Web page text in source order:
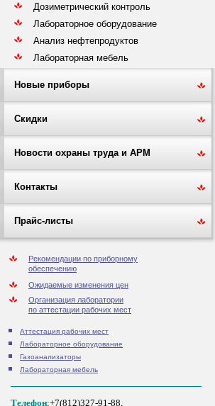
Дозиметрический контроль
Лабораторное оборудование
Анализ нефтепродуктов
Лабораторная мебель
Новые приборы
Скидки
Новости охраны труда и АРМ
Контакты
Прайс-листы
Рекомендации по приборному
обеспечению
Ожидаемые изменения цен
Организация лаборатории
по аттестации рабочих мест
Аттестация рабочих мест
Лабораторное оборудование
Газоанализаторы
Лабораторная мебель
Телефон:+7(812)327-91-88,